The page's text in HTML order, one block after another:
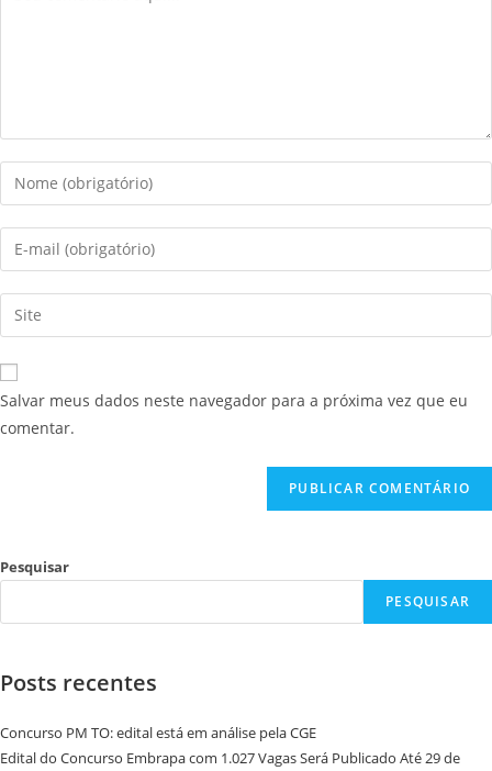
Salvar meus dados neste navegador para a próxima vez que eu
comentar.
Pesquisar
PESQUISAR
Posts recentes
Concurso PM TO: edital está em análise pela CGE
Edital do Concurso Embrapa com 1.027 Vagas Será Publicado Até 29 de